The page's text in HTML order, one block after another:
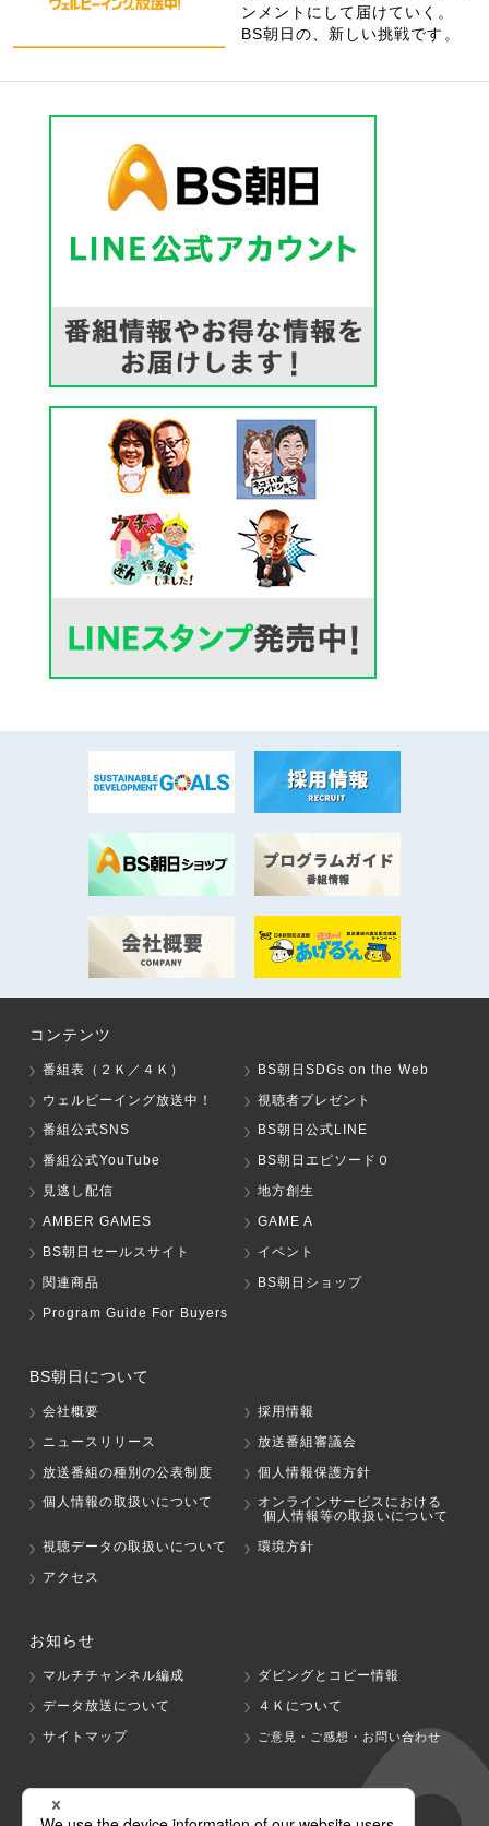
ンメントにして届けていく。
BS朝日の、新しい挑戦です。
コンテンツ
番組表（２Ｋ／４Ｋ）
BS朝日SDGs on the Web
ウェルビーイング放送中！
視聴者プレゼント
番組公式SNS
BS朝日公式LINE
番組公式YouTube
BS朝日エピソード０
見逃し配信
地方創生
AMBER GAMES
GAME A
BS朝日セールスサイト
イベント
関連商品
BS朝日ショップ
Program Guide For Buyers
BS朝日について
会社概要
採用情報
ニュースリリース
放送番組審議会
放送番組の種別の公表制度
個人情報保護方針
個人情報の取扱いについて
オンラインサービスにおける
個人情報等の取扱いについて
視聴データの取扱いについて
環境方針
アクセス
お知らせ
マルチチャンネル編成
ダビングとコピー情報
データ放送について
４Ｋについて
サイトマップ
ご意見・ご感想・お問い合わせ
グループ会社